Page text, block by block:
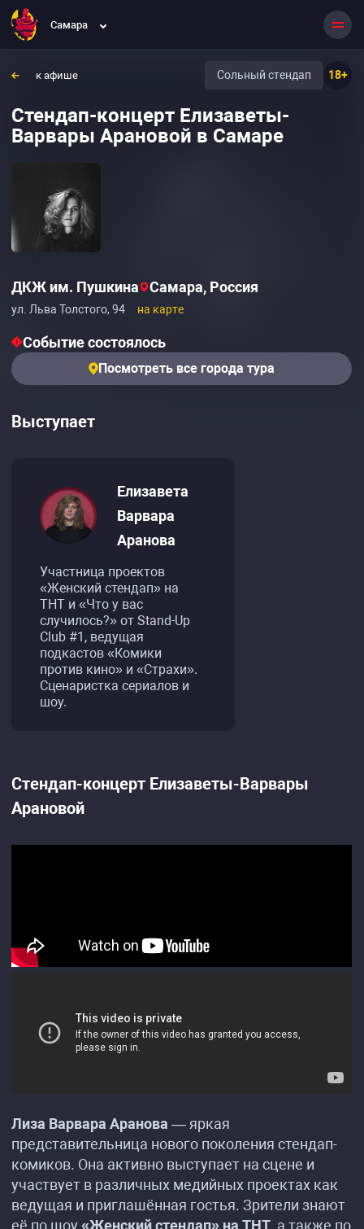
Самара
к афише 18+
Сольный стендап
Стендап-концерт Елизаветы-
Варвары Арановой в Самаре
ДКЖ им. Пушкина Самара, Россия
ул. Льва Толстого, 94 на карте
Событие состоялось
Посмотреть все города тура
Выступает
Елизавета
Варвара
Аранова
Участница проектов
«Женский стендап» на
ТНТ и «Что у вас
случилось?» от Stand-Up
Club #1, ведущая
подкастов «Комики
против кино» и «Страхи».
Сценаристка сериалов и
шоу.
Стендап-концерт Елизаветы-Варвары
Арановой
Лиза Варвара Аранова — яркая
представительница нового поколения стендап-
комиков. Она активно выступает на сцене и
участвует в различных медийных проектах как
ведущая и приглашённая гостья. Зрители знают
её по шоу «Женский стендап» на ТНТ, а также по